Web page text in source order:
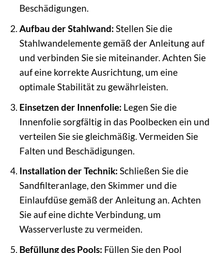
Beschädigungen.
Aufbau der Stahlwand: Stellen Sie die
Stahlwandelemente gemäß der Anleitung auf
und verbinden Sie sie miteinander. Achten Sie
auf eine korrekte Ausrichtung, um eine
optimale Stabilität zu gewährleisten.
Einsetzen der Innenfolie: Legen Sie die
Innenfolie sorgfältig in das Poolbecken ein und
verteilen Sie sie gleichmäßig. Vermeiden Sie
Falten und Beschädigungen.
Installation der Technik: Schließen Sie die
Sandfilteranlage, den Skimmer und die
Einlaufdüse gemäß der Anleitung an. Achten
Sie auf eine dichte Verbindung, um
Wasserverluste zu vermeiden.
Befüllung des Pools: Füllen Sie den Pool